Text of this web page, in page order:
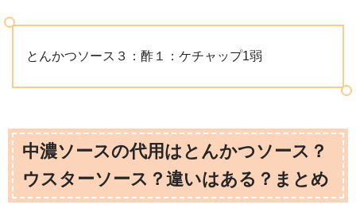
とんかつソース３：酢１：ケチャップ1弱
中濃ソースの代用はとんかつソース？
ウスターソース？違いはある？まとめ